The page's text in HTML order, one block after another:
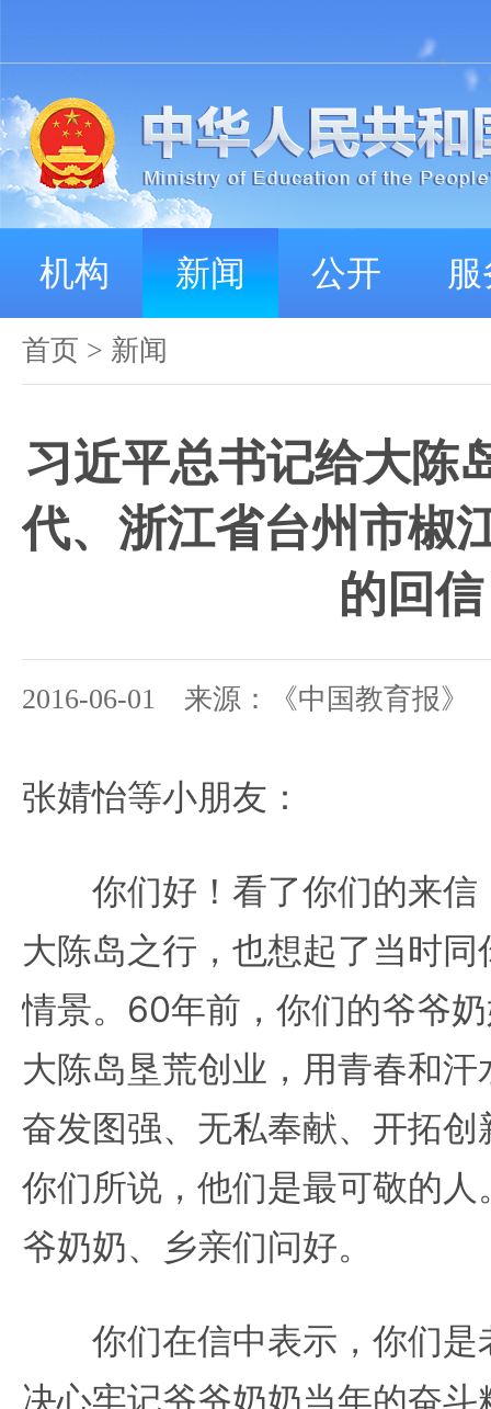
机构 新闻 公开
首页 > 新闻
习近平总书记给大陈
代、 浙江省台州市椒
的回信
2016-06-01 来源：《中国教育报》
张婧怡等小朋友：
你们好！看了你们的来信
大陈岛之行，也想起了当时
情景。60年前，你们的爷爷
大陈岛垦荒创业，用青春和
奋发图强、无私奉献、开拓
你们所说，他们是最可敬的
爷奶奶、乡亲们问好。
你们在信中表示，你们是
决心牢记爷爷奶奶当年的奋